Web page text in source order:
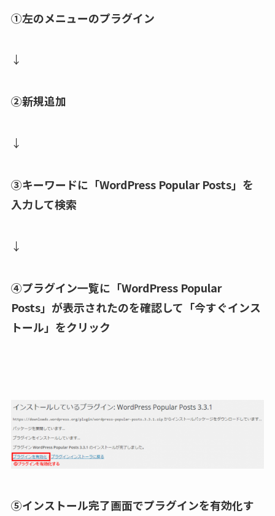
①左のメニューのプラグイン
↓
②新規追加
↓
③キーワードに「WordPress Popular Posts」を
入力して検索
↓
④プラグイン一覧に「WordPress Popular
Posts」が表示されたのを確認して「今すぐインス
トール」をクリック
⑤インストール完了画面でプラグインを有効化す